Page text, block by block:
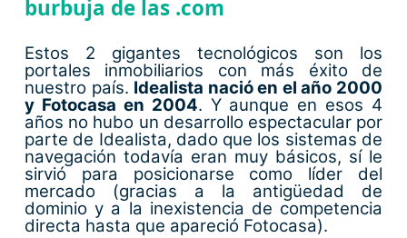
burbuja de las .com
Estos 2 gigantes tecnológicos son los
portales inmobiliarios con más éxito de
nuestro país. Idealista nació en el año 2000
y Fotocasa en 2004. Y aunque en esos 4
años no hubo un desarrollo espectacular por
parte de Idealista, dado que los sistemas de
navegación todavía eran muy básicos, sí le
sirvió para posicionarse como líder del
mercado (gracias a la antigüedad de
dominio y a la inexistencia de competencia
directa hasta que apareció Fotocasa).